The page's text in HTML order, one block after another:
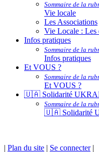
Sommaire de la
Vie locale
Les Associations
Vie Locale : Les
Infos pratiques
Sommaire de la
Infos pratiques
Et VOUS ?
Sommaire de la
Et VOUS ?
🇺🇦 Solidarité
Sommaire de la
🇺🇦 Solidarité
| Plan du site | Se connecter|